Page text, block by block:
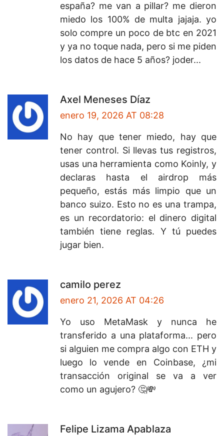
españa? me van a pillar? me dieron
miedo los 100% de multa jajaja. yo
solo compre un poco de btc en 2021
y ya no toque nada, pero si me piden
los datos de hace 5 años? joder...
Axel Meneses Díaz
enero 19, 2026 AT 08:28
No hay que tener miedo, hay que
tener control. Si llevas tus registros,
usas una herramienta como Koinly, y
declaras hasta el airdrop más
pequeño, estás más limpio que un
banco suizo. Esto no es una trampa,
es un recordatorio: el dinero digital
también tiene reglas. Y tú puedes
jugar bien.
camilo perez
enero 21, 2026 AT 04:26
Yo uso MetaMask y nunca he
transferido a una plataforma... pero
si alguien me compra algo con ETH y
luego lo vende en Coinbase, ¿mi
transacción original se va a ver
como un agujero? 🤔💸
Felipe Lizama Apablaza